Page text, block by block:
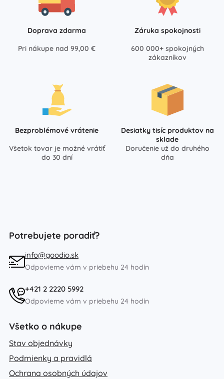
Doprava zdarma
Pri nákupe nad 99,00 €
Záruka spokojnosti
600 000+ spokojných
zákazníkov
Bezproblémové vrátenie
Všetok tovar je možné vrátiť
do 30 dní
Desiatky tisíc produktov na
sklade
Doručenie už do druhého
dňa
Potrebujete poradiť?
info@goodio.sk
Odpovieme vám v priebehu 24 hodín
+421 2 2220 5992
Odpovieme vám v priebehu 24 hodín
Všetko o nákupe
Stav objednávky
Podmienky a pravidlá
Ochrana osobných údajov